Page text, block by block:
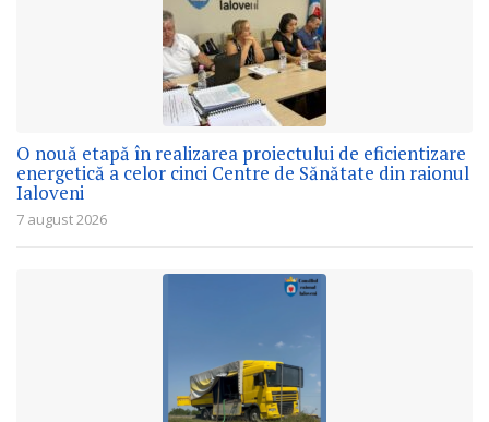
O nouă etapă în realizarea proiectului de eficientizare
energetică a celor cinci Centre de Sănătate din raionul
Ialoveni
7 august 2026